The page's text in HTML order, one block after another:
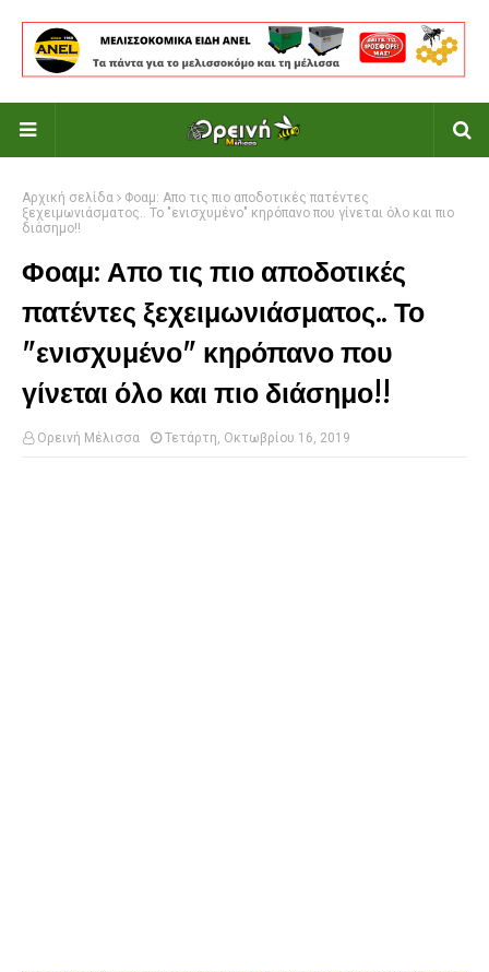
Αρχική σελίδα
Φοαμ: Απο τις πιο αποδοτικές πατέντες
ξεχειμωνιάσματος.. Το "ενισχυμένο" κηρόπανο που γίνεται όλο και πιο
διάσημο!!
Φοαμ: Απο τις πιο αποδοτικές
πατέντες ξεχειμωνιάσματος.. Το
"ενισχυμένο" κηρόπανο που
γίνεται όλο και πιο διάσημο!!
Ορεινή Μέλισσα Τετάρτη, Οκτωβρίου 16, 2019